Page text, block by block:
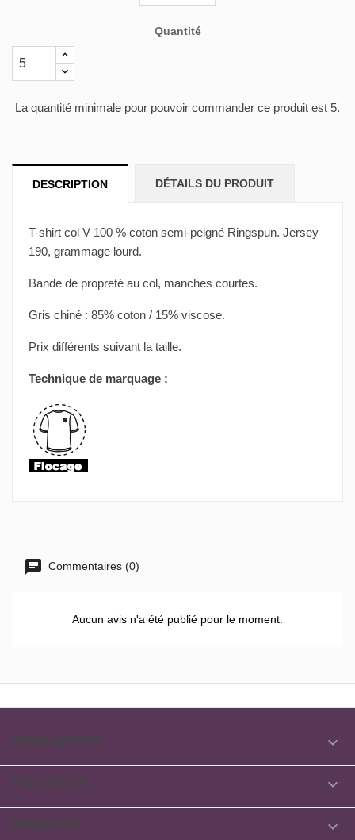
Quantité
La quantité minimale pour pouvoir commander ce produit est 5.
DESCRIPTION DÉTAILS DU PRODUIT
T-shirt col V 100 % coton semi-peigné Ringspun. Jersey
190, grammage lourd.
Bande de propreté au col, manches courtes.
Gris chiné : 85% coton / 15% viscose.
Prix différents suivant la taille.
Technique de marquage :
Commentaires (0)
Aucun avis n'a été publié pour le moment.


